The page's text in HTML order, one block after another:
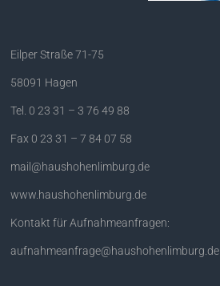
Eilper Straße 71-75
58091 Hagen
Tel. 0 23 31 – 3 76 49 88
Fax 0 23 31 – 7 84 07 58
mail@haushohenlimburg.de
www.haushohenlimburg.de
Kontakt für Aufnahmeanfragen:
aufnahmeanfrage@haushohenlimburg.de